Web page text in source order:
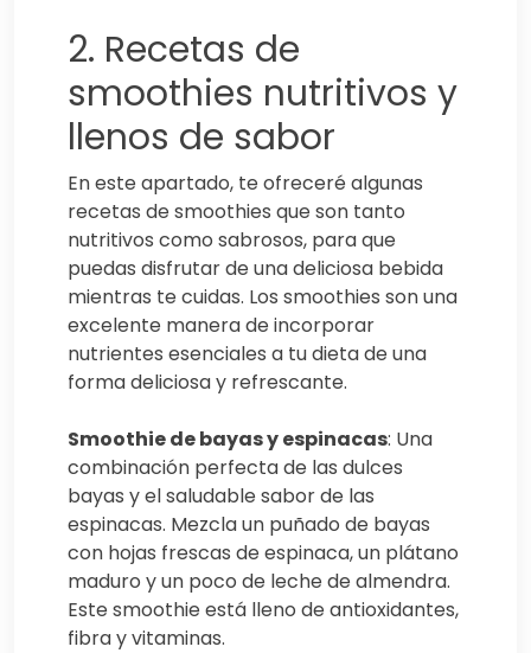
2. Recetas de
smoothies nutritivos y
llenos de sabor
En este apartado, te ofreceré algunas
recetas de smoothies que son tanto
nutritivos como sabrosos, para que
puedas disfrutar de una deliciosa bebida
mientras te cuidas. Los smoothies son una
excelente manera de incorporar
nutrientes esenciales a tu dieta de una
forma deliciosa y refrescante.
Smoothie de bayas y espinacas: Una
combinación perfecta de las dulces
bayas y el saludable sabor de las
espinacas. Mezcla un puñado de bayas
con hojas frescas de espinaca, un plátano
maduro y un poco de leche de almendra.
Este smoothie está lleno de antioxidantes,
fibra y vitaminas.